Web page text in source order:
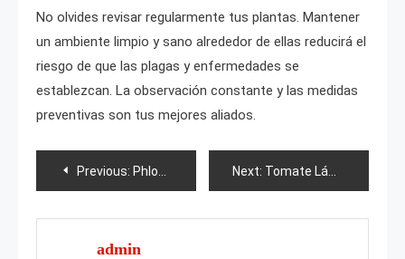
No olvides revisar regularmente tus plantas. Mantener
un ambiente limpio y sano alrededor de ellas reducirá el
riesgo de que las plagas y enfermedades se
establezcan. La observación constante y las medidas
preventivas son tus mejores aliados.
Post
navigation
Previous: Phlox hermoso enano Next: Tomate Lámpara
admin